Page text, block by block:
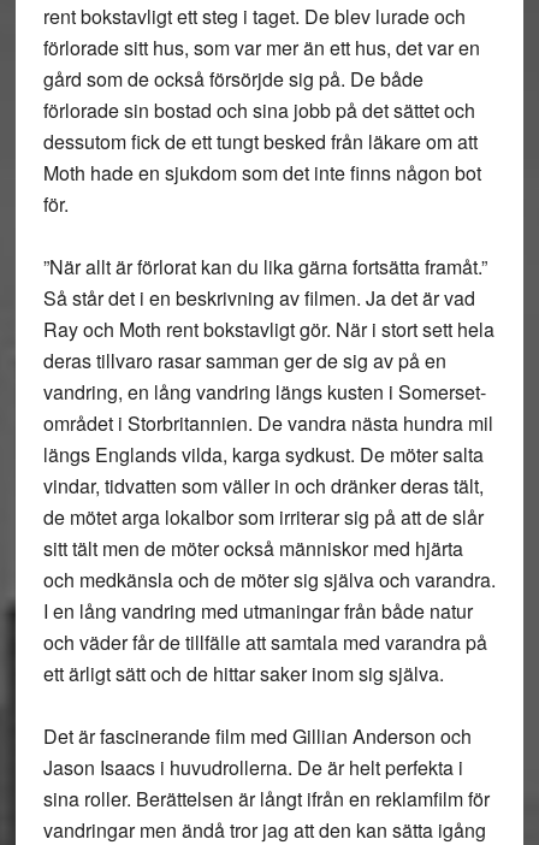
rent bokstavligt ett steg i taget. De blev lurade och
förlorade sitt hus, som var mer än ett hus, det var en
gård som de också försörjde sig på. De både
förlorade sin bostad och sina jobb på det sättet och
dessutom fick de ett tungt besked från läkare om att
Moth hade en sjukdom som det inte finns någon bot
för.
”När allt är förlorat kan du lika gärna fortsätta framåt.”
Så står det i en beskrivning av filmen. Ja det är vad
Ray och Moth rent bokstavligt gör. När i stort sett hela
deras tillvaro rasar samman ger de sig av på en
vandring, en lång vandring längs kusten i Somerset-
området i Storbritannien. De vandra nästa hundra mil
längs Englands vilda, karga sydkust. De möter salta
vindar, tidvatten som väller in och dränker deras tält,
de mötet arga lokalbor som irriterar sig på att de slår
sitt tält men de möter också människor med hjärta
och medkänsla och de möter sig själva och varandra.
I en lång vandring med utmaningar från både natur
och väder får de tillfälle att samtala med varandra på
ett ärligt sätt och de hittar saker inom sig själva.
Det är fascinerande film med Gillian Anderson och
Jason Isaacs i huvudrollerna. De är helt perfekta i
sina roller. Berättelsen är långt ifrån en reklamfilm för
vandringar men ändå tror jag att den kan sätta igång